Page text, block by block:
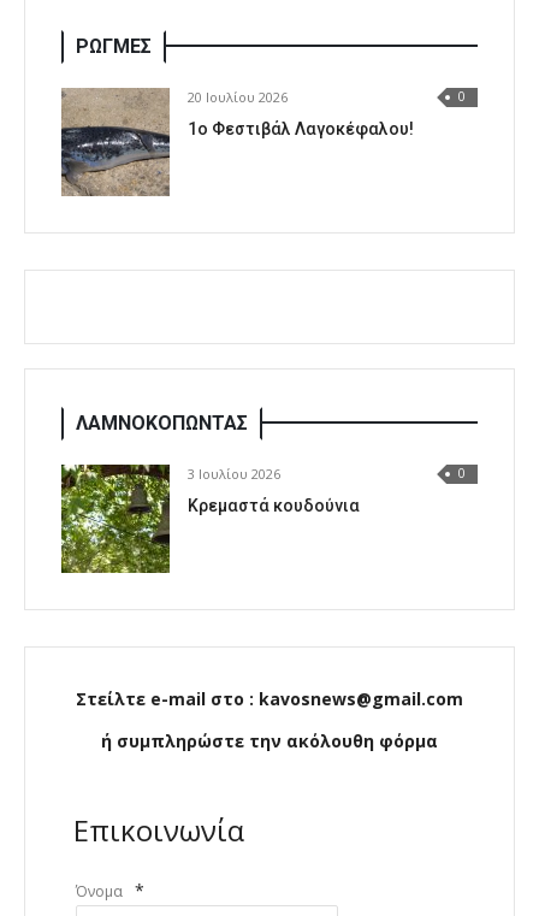
ΡΩΓΜΕΣ
20 Ιουλίου 2026 0
1o Φεστιβάλ Λαγοκέφαλου!
ΛΑΜΝΟΚΟΠΩΝΤΑΣ
3 Ιουλίου 2026 0
Κρεμαστά κουδούνια
Στείλτε e-mail στο : kavosnews@gmail.com
ή συμπληρώστε την ακόλουθη φόρμα
Επικοινωνία
Όνομα *